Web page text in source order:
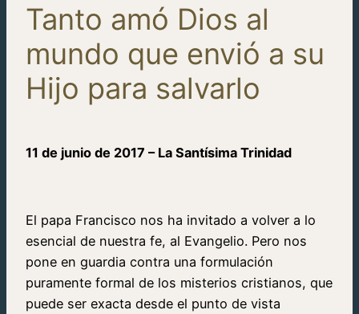
Tanto amó Dios al
mundo que envió a su
Hijo para salvarlo
11 de junio de 2017 – La Santísima Trinidad
El papa Francisco nos ha invitado a volver a lo
esencial de nuestra fe, al Evangelio. Pero nos
pone en guardia contra una formulación
puramente formal de los misterios cristianos, que
puede ser exacta desde el punto de vista